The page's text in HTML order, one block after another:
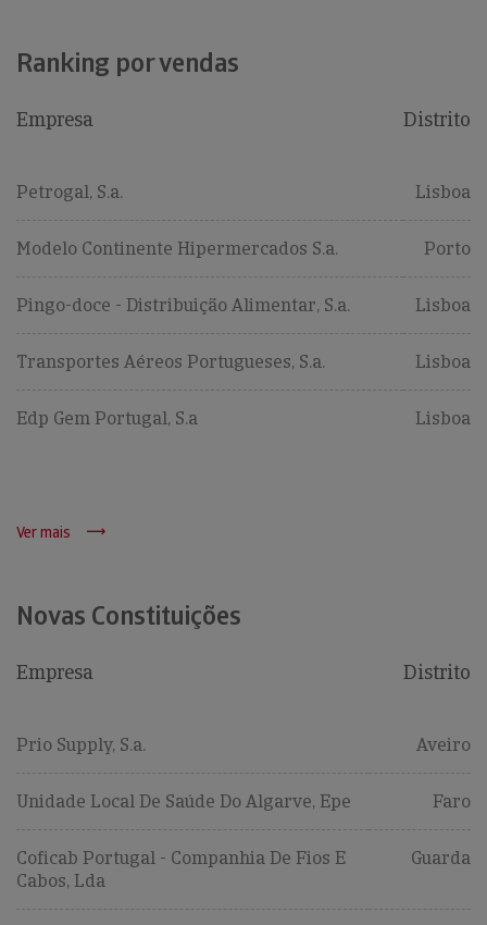
Ranking por vendas
Empresa Distrito
Petrogal, S.a. Lisboa
Modelo Continente Hipermercados S.a. Porto
Pingo-doce - Distribuição Alimentar, S.a. Lisboa
Transportes Aéreos Portugueses, S.a. Lisboa
Edp Gem Portugal, S.a Lisboa
Ver mais
Novas Constituições
Empresa Distrito
Prio Supply, S.a. Aveiro
Unidade Local De Saúde Do Algarve, Epe Faro
Coficab Portugal - Companhia De Fios E
Cabos, Lda
Guarda